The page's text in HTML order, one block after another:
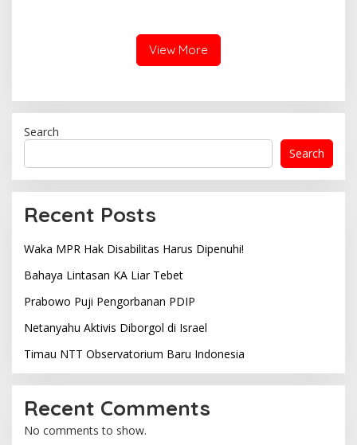
View More
Search
Search
Recent Posts
Waka MPR Hak Disabilitas Harus Dipenuhi!
Bahaya Lintasan KA Liar Tebet
Prabowo Puji Pengorbanan PDIP
Netanyahu Aktivis Diborgol di Israel
Timau NTT Observatorium Baru Indonesia
Recent Comments
No comments to show.